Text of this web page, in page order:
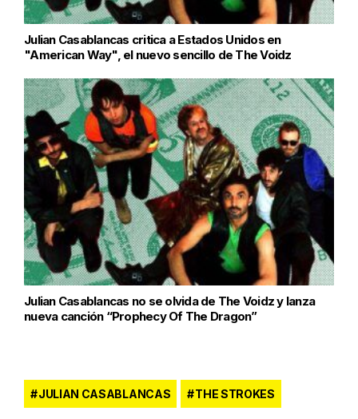
Julian Casablancas critica a Estados Unidos en
"American Way", el nuevo sencillo de The Voidz
Julian Casablancas no se olvida de The Voidz y lanza
nueva canción “Prophecy Of The Dragon”
JULIAN CASABLANCAS THE STROKES